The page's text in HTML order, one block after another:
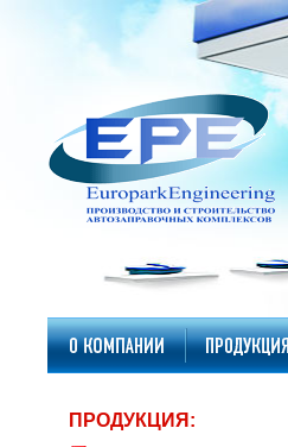
ПРОДУКЦИЯ: